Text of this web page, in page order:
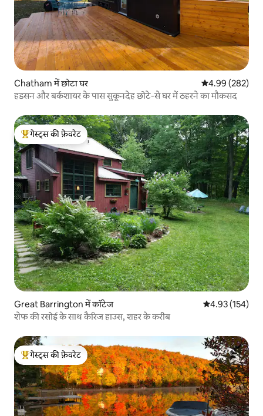
Chatham में छोटा घर औसत रेटिंग 5 में से
4.99 (282)
हडसन और बर्कशायर के पास सुकूनदेह छोटे-से घर में ठहरने का मौकसद
गेस्ट्स का टॉप फ़ेवरेट
गेस्ट्स की फ़ेवरेट
Great Barrington में कॉटेज औसत रेटिंग 5 में से
4.93 (154)
शेफ की रसोई के साथ कैरिज हाउस, शहर के करीब
गेस्ट्स का टॉप फ़ेवरेट
गेस्ट्स की फ़ेवरेट